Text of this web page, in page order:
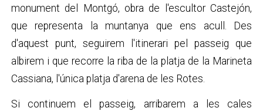
monument del Montgó, obra de l'escultor Castejón,
que representa la muntanya que ens acull. Des
d'aquest punt, seguirem l'itinerari pel passeig que
albirem i que recorre la riba de la platja de la Marineta
Cassiana, l'única platja d'arena de les Rotes.
Si continuem el passeig, arribarem a les cales